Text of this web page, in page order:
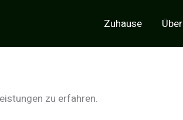
Zuhause Über
zu erfahren.